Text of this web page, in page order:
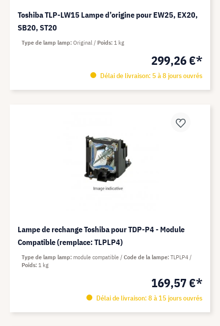
Toshiba TLP-LW15 Lampe d’origine pour EW25, EX20,
SB20, ST20
299,26 €*
Délai de livraison: 5 à 8 jours ouvrés
Type de lamp lamp Original Poids 1 kg
Lampe de rechange Toshiba pour TDP-P4 - Module
Compatible (remplace: TLPLP4)
169,57 €*
Délai de livraison: 8 à 15 jours ouvrés
Type de lamp lamp module compatible Code de la lampe TLPLP4
Poids 1 kg